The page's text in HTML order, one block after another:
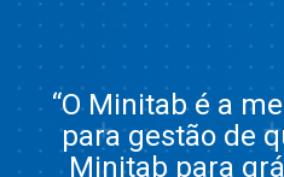
“O Minitab é a
para gestão de
Minitab para